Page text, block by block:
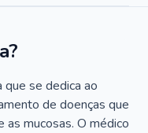
que se dedica ao
de doenças que
as mucosas. O médico